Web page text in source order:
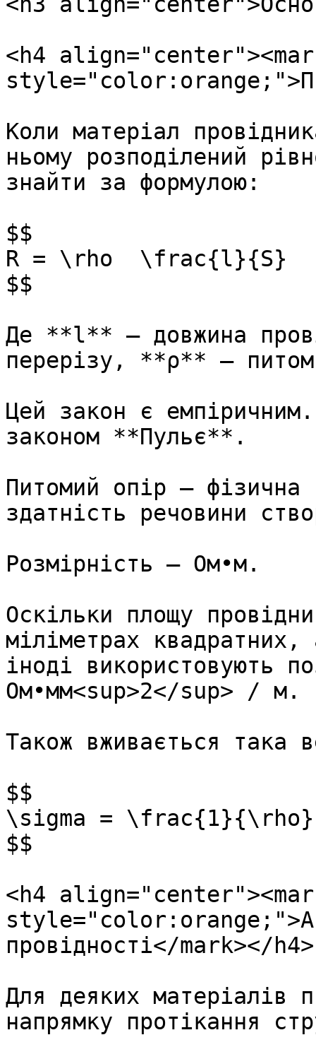
<h4
Коли матеріал
ньому розподілений
знайти за формулою:
$$
R = \rho  \frac{l}{S}
$$
Де **l** — довжина
перерізу, **⍴** —
Цей закон є
законом **Пульє**.
Питомий опір — фізична
здатність речовини
Розмірність — Ом•м.
Оскільки площу
міліметрах
іноді використовують
Ом•мм<sup>2</sup> / м.
Також вживається така
$$
\sigma = \frac{1}{\rho}
$$
<h4
провідності</mark></h4>
Для деяких матеріалів
напрямку протікання